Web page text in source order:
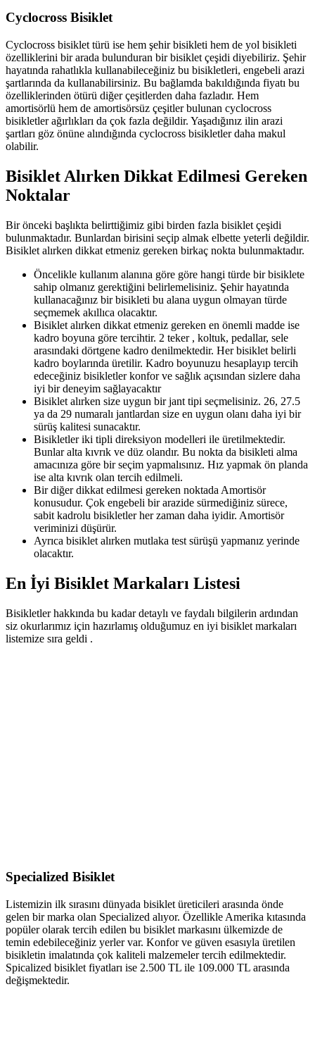
Cyclocross Bisiklet
Cyclocross bisiklet türü ise hem şehir bisikleti hem de yol bisikleti
özelliklerini bir arada bulunduran bir bisiklet çeşidi diyebiliriz. Şehir
hayatında rahatlıkla kullanabileceğiniz bu bisikletleri, engebeli arazi
şartlarında da kullanabilirsiniz. Bu bağlamda bakıldığında fiyatı bu
özelliklerinden ötürü diğer çeşitlerden daha fazladır. Hem
amortisörlü hem de amortisörsüz çeşitler bulunan cyclocross
bisikletler ağırlıkları da çok fazla değildir. Yaşadığınız ilin arazi
şartları göz önüne alındığında cyclocross bisikletler daha makul
olabilir.
Bisiklet Alırken Dikkat Edilmesi Gereken
Noktalar
Bir önceki başlıkta belirttiğimiz gibi birden fazla bisiklet çeşidi
bulunmaktadır. Bunlardan birisini seçip almak elbette yeterli değildir.
Bisiklet alırken dikkat etmeniz gereken birkaç nokta bulunmaktadır.
Öncelikle kullanım alanına göre göre hangi türde bir bisiklete
sahip olmanız gerektiğini belirlemelisiniz. Şehir hayatında
kullanacağınız bir bisikleti bu alana uygun olmayan türde
seçmemek akıllıca olacaktır.
Bisiklet alırken dikkat etmeniz gereken en önemli madde ise
kadro boyuna göre tercihtir. 2 teker , koltuk, pedallar, sele
arasındaki dörtgene kadro denilmektedir. Her bisiklet belirli
kadro boylarında üretilir. Kadro boyunuzu hesaplayıp tercih
edeceğiniz bisikletler konfor ve sağlık açısından sizlere daha
iyi bir deneyim sağlayacaktır
Bisiklet alırken size uygun bir jant tipi seçmelisiniz. 26, 27.5
ya da 29 numaralı jantlardan size en uygun olanı daha iyi bir
sürüş kalitesi sunacaktır.
Bisikletler iki tipli direksiyon modelleri ile üretilmektedir.
Bunlar alta kıvrık ve düz olandır. Bu nokta da bisikleti alma
amacınıza göre bir seçim yapmalısınız. Hız yapmak ön planda
ise alta kıvrık olan tercih edilmeli.
Bir diğer dikkat edilmesi gereken noktada Amortisör
konusudur. Çok engebeli bir arazide sürmediğiniz sürece,
sabit kadrolu bisikletler her zaman daha iyidir. Amortisör
veriminizi düşürür.
Ayrıca bisiklet alırken mutlaka test sürüşü yapmanız yerinde
olacaktır.
En İyi Bisiklet Markaları Listesi
Bisikletler hakkında bu kadar detaylı ve faydalı bilgilerin ardından
siz okurlarımız için hazırlamış olduğumuz en iyi bisiklet markaları
listemize sıra geldi .
Specialized Bisiklet
Listemizin ilk sırasını dünyada bisiklet üreticileri arasında önde
gelen bir marka olan Specialized alıyor. Özellikle Amerika kıtasında
popüler olarak tercih edilen bu bisiklet markasını ülkemizde de
temin edebileceğiniz yerler var. Konfor ve güven esasıyla üretilen
bisikletin imalatında çok kaliteli malzemeler tercih edilmektedir.
Spicalized bisiklet fiyatları ise 2.500 TL ile 109.000 TL arasında
değişmektedir.